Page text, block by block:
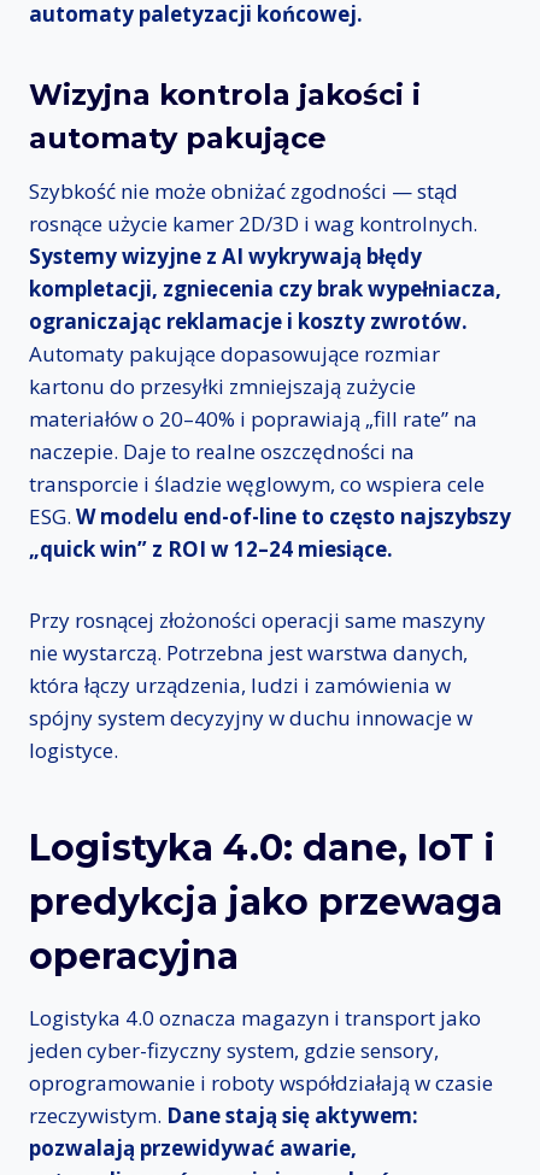
automaty paletyzacji końcowej.
Wizyjna kontrola jakości i
automaty pakujące
Szybkość nie może obniżać zgodności — stąd
rosnące użycie kamer 2D/3D i wag kontrolnych.
Systemy wizyjne z AI wykrywają błędy
kompletacji, zgniecenia czy brak wypełniacza,
ograniczając reklamacje i koszty zwrotów.
Automaty pakujące dopasowujące rozmiar
kartonu do przesyłki zmniejszają zużycie
materiałów o 20–40% i poprawiają „fill rate” na
naczepie. Daje to realne oszczędności na
transporcie i śladzie węglowym, co wspiera cele
ESG. W modelu end-of-line to często najszybszy
„quick win” z ROI w 12–24 miesiące.
Przy rosnącej złożoności operacji same maszyny
nie wystarczą. Potrzebna jest warstwa danych,
która łączy urządzenia, ludzi i zamówienia w
spójny system decyzyjny w duchu innowacje w
logistyce.
Logistyka 4.0: dane, IoT i
predykcja jako przewaga
operacyjna
Logistyka 4.0 oznacza magazyn i transport jako
jeden cyber-fizyczny system, gdzie sensory,
oprogramowanie i roboty współdziałają w czasie
rzeczywistym. Dane stają się aktywem:
pozwalają przewidywać awarie,